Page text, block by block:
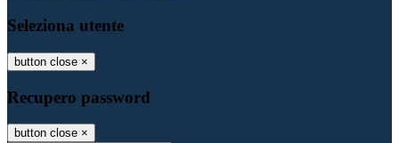
Seleziona utente
button close ×
Recupero password
button close ×